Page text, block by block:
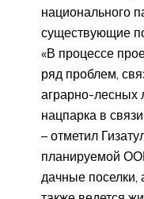
национального
существующие
«В процессе
ряд проблем,
аграрно-лесных
нацпарка в
– отметил
планируемой
дачные поселки,